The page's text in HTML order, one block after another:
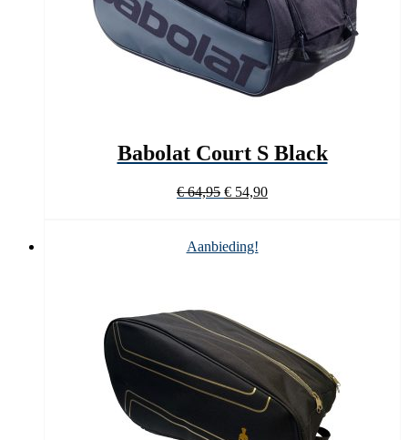
Babolat Court S Black
€64,95 Oorspronkelijke
€ 64,95.
€ 54,90Huidige
Aanbieding!